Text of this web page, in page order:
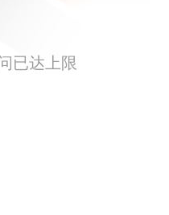
已达上限